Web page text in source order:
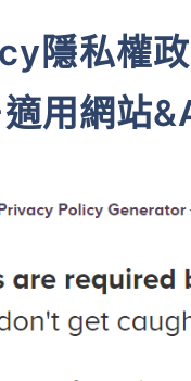
隱私權
用網站